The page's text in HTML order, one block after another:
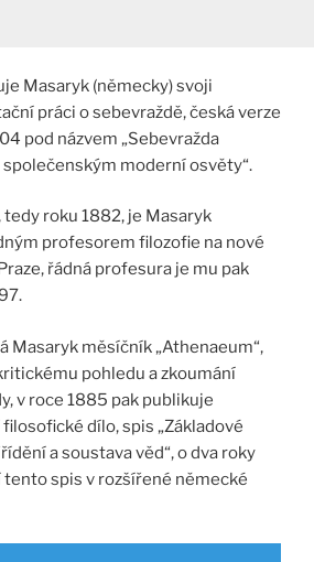
Masaryk (německy) svoji
práci o sebevraždě, česká verze
pod názvem „Sebevražda
moderní osvěty“.
roku 1882, je Masaryk
profesorem filozofie na nové
řádná profesura je mu pak
Masaryk měsíčník „Athenaeum“,
pohledu a zkoumání
v roce 1885 pak publikuje
dílo, spis „Základové
a soustava věd“, o dva roky
tento spis v rozšířené německé